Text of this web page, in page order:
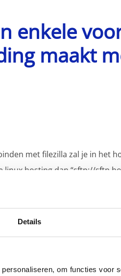
Details
om functies voor
enkele
maakt
met filezilla zal je in het
linux hosting dan “sftp://